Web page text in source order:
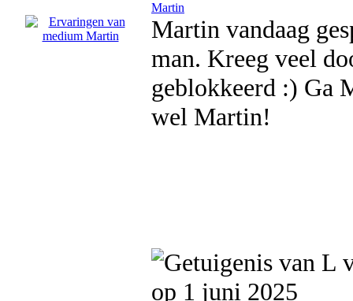
Martin
Martin vandaag
man. Kreeg veel
geblokkeerd :) Ga
wel Martin!
op 1 juni 2025